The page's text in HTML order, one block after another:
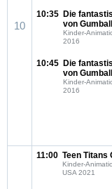
10
10:35 Die
von Gumball
Kinder-
2016
10:45 Die
von Gumball
Kinder-
2016
11:00 Teen Titans
Kinder-
USA 2021